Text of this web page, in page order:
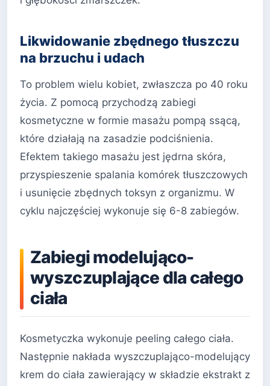
Likwidowanie zbędnego tłuszczu
na brzuchu i udach
To problem wielu kobiet, zwłaszcza po 40 roku
życia. Z pomocą przychodzą zabiegi
kosmetyczne w formie masażu pompą ssącą,
które działają na zasadzie podciśnienia.
Efektem takiego masażu jest jędrna skóra,
przyspieszenie spalania komórek tłuszczowych
i usunięcie zbędnych toksyn z organizmu. W
cyklu najczęściej wykonuje się 6-8 zabiegów.
Zabiegi modelująco-
wyszczuplające dla całego
ciała
Kosmetyczka wykonuje peeling całego ciała.
Następnie nakłada wyszczuplająco-modelujący
krem do ciała zawierający w składzie ekstrakt z